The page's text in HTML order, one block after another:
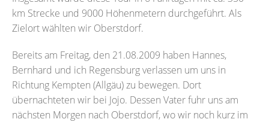
km Strecke und 9000 Höhenmetern durchgeführt. Als
Zielort wählten wir Oberstdorf.
Bereits am Freitag, den 21.08.2009 haben Hannes,
Bernhard und ich Regensburg verlassen um uns in
Richtung Kempten (Allgäu) zu bewegen. Dort
übernachteten wir bei Jojo. Dessen Vater fuhr uns am
nächsten Morgen nach Oberstdorf, wo wir noch kurz im